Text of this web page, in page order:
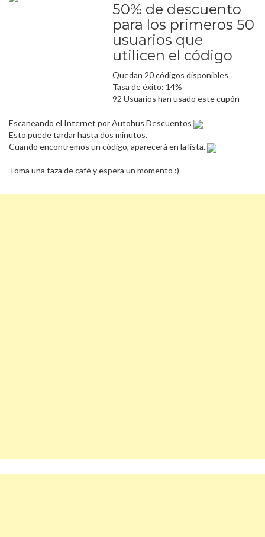
50% de descuento
para los primeros 50
usuarios que
utilicen el código
Quedan 20 códigos disponibles
Tasa de éxito: 14%
92 Usuarios han usado este cupón
Escaneando el Internet por Autohus Descuentos
Esto puede tardar hasta dos minutos.
Cuando encontremos un código, aparecerá en la lista.
Toma una taza de café y espera un momento :)